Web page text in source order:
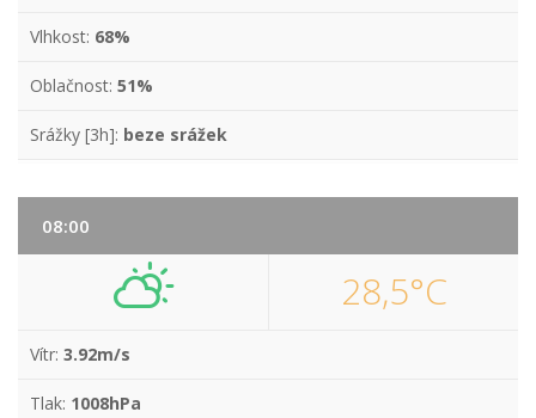
Vlhkost: 68%
Oblačnost: 51%
Srážky [3h]: beze srážek
08:00
28,5°C
Vítr: 3.92m/s
Tlak: 1008hPa